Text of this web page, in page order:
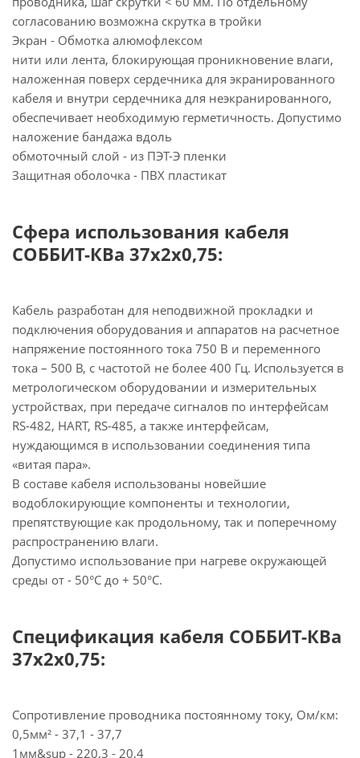
согласованию возможна скрутка в тройки
Экран - Обмотка алюмофлексом
нити или лента, блокирующая проникновение влаги,
наложенная поверх сердечника для экранированного
кабеля и внутри сердечника для неэкранированного,
обеспечивает необходимую герметичность. Допустимо
наложение бандажа вдоль
обмоточный слой - из ПЭТ-Э пленки
Защитная оболочка - ПВХ пластикат
Сфера использования кабеля
СОББИТ-КВа 37х2х0,75:
Кабель разработан для неподвижной прокладки и
подключения оборудования и аппаратов на расчетное
напряжение постоянного тока 750 В и переменного
тока – 500 В, с частотой не более 400 Гц. Используется в
метрологическом оборудовании и измерительных
устройствах, при передаче сигналов по интерфейсам
RS-482, HART, RS-485, а также интерфейсам,
нуждающимся в использовании соединения типа
«витая пара».
В составе кабеля использованы новейшие
водоблокирующие компоненты и технологии,
препятствующие как продольному, так и поперечному
распространению влаги.
Допустимо использование при нагреве окружающей
среды от - 50°C до + 50°C.
Спецификация кабеля СОББИТ-КВа
37х2х0,75:
Сопротивление проводника постоянному току, Ом/км:
0,5мм² - 37,1 - 37,7
1мм&sup - 220,3 - 20,4